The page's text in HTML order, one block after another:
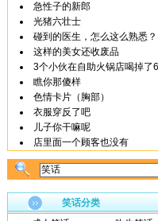
急性子的新郎
光猪六壮士
碰到的医生，怎么这么熟悉？
这样的美女还收废品
3个小伙在自助火锅店喝掉了
瞧你那傻样
色情卡片（胸部）
衣服穿反了吧
儿子你干嘛呢
店里面一个顾客也没有
笑话分类